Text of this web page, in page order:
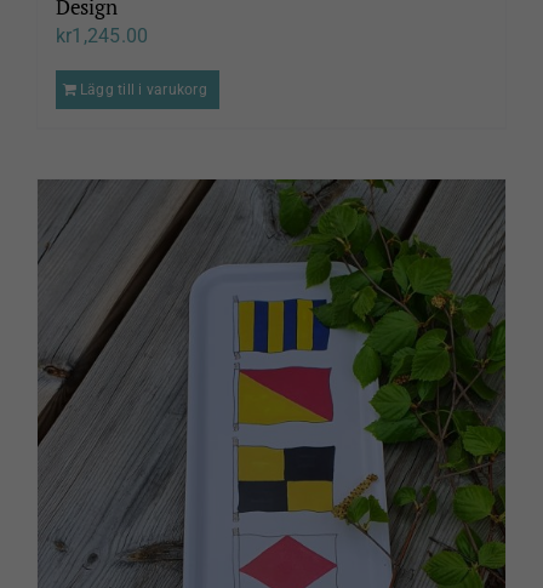
Design
kr1,245.00
Lägg till i varukorg